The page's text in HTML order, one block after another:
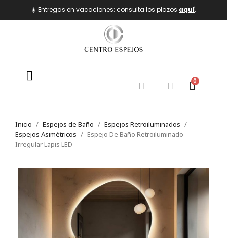
☀️ Entregas en vacaciones: consulta los plazos aquí.
Inicio Espejos de Baño
Espejos Retroiluminados
Espejos Asimétricos
Espejo De Baño Retroiluminado
Irregular Lapis LED